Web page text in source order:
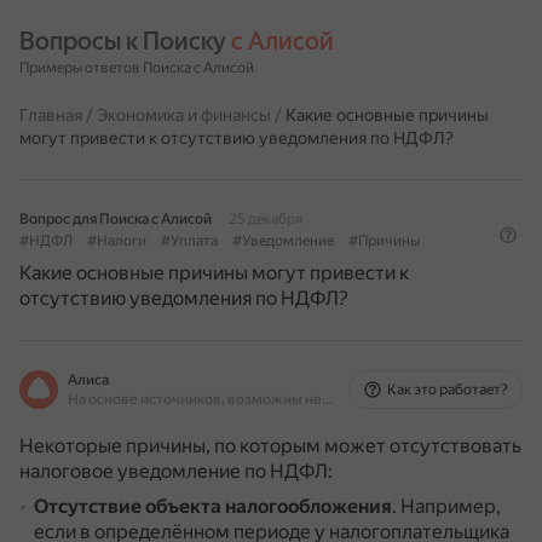
Вопросы к Поиску с Алисой
Примеры ответов Поиска с Алисой
Главная / Экономика и финансы / Какие основные причины
могут привести к отсутствию уведомления по НДФЛ?
Вопрос для Поиска с Алисой
25 декабря
#НДФЛ
#Налоги #Уплата #Уведомление #Причины
Какие основные причины могут привести к
отсутствию уведомления по НДФЛ?
Алиса
На основе источников, возможны неточности
Как это работает?
Некоторые причины, по которым может отсутствовать
налоговое уведомление по НДФЛ:
Отсутствие объекта налогообложения. Например,
если в определённом периоде у налогоплательщика